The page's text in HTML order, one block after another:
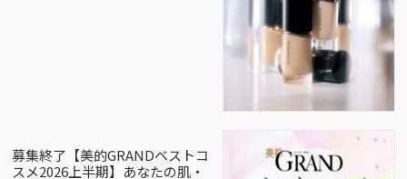
募集終了【美的GRANDベストコ
スメ2026上半期】あなたの肌・